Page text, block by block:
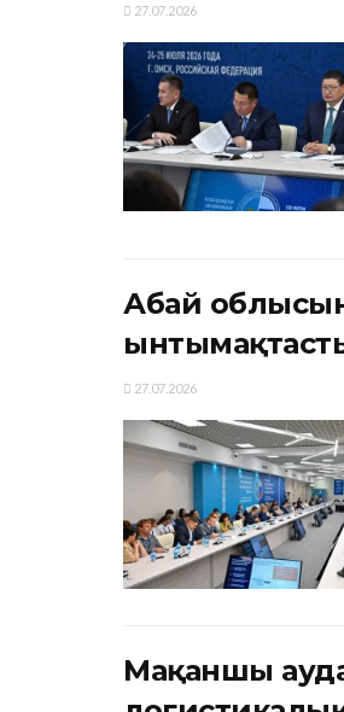
27.07.2026
Абай
27.07.2026
Мақаншы